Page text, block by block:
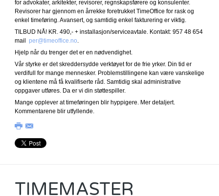
for advokater, arkitekter, revisorer, regnskapsførere og konsulenter.
Revisorer har gjennom en årrekke foretrukket TimeOffice for rask og
enkel timeføring. Avansert, og samtidig enkel fakturering er viktig.
TILBUD NÅ! KR. 490,- + installasjon/serviceavtale. Kontakt: 957 48 654
mail per@timeoffice.no.
Hjelp når du trenger det er en nødvendighet.
Vår styrke er det skreddersydde verktøyet for de frie yrker. Din tid er
verdifull for mange mennesker. Problemstillingene kan være vanskelige
og klientene må få kvalifiserte råd. Samtidig skal administrative
oppgaver utføres. Da er vi din støttespiller.
Mange opplever at timeføringen blir hyppigere. Mer detaljert.
Kommentarene blir utfyllende.
TIMEMASTER